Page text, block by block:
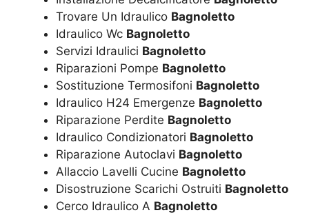
Trovare Un Idraulico Bagnoletto
Idraulico Wc Bagnoletto
Servizi Idraulici Bagnoletto
Riparazioni Pompe Bagnoletto
Sostituzione Termosifoni Bagnoletto
Idraulico H24 Emergenze Bagnoletto
Riparazione Perdite Bagnoletto
Idraulico Condizionatori Bagnoletto
Riparazione Autoclavi Bagnoletto
Allaccio Lavelli Cucine Bagnoletto
Disostruzione Scarichi Ostruiti Bagnoletto
Cerco Idraulico A Bagnoletto